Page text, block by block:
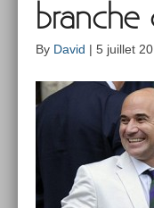
branche
By David | 5 juillet